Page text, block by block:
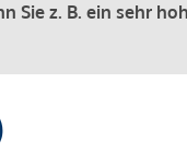
Sie z. B. ein sehr